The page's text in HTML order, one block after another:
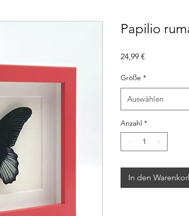
Papilio
24,99 €
Größe *
Auswählen
Anzahl *
In den